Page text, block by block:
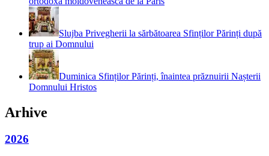
Slujba Privegherii la sărbătoarea Sfinților Părinți după
trup ai Domnului
Duminica Sfinților Părinți, înaintea prăznuirii Nașterii
Domnului Hristos
Arhive
2026